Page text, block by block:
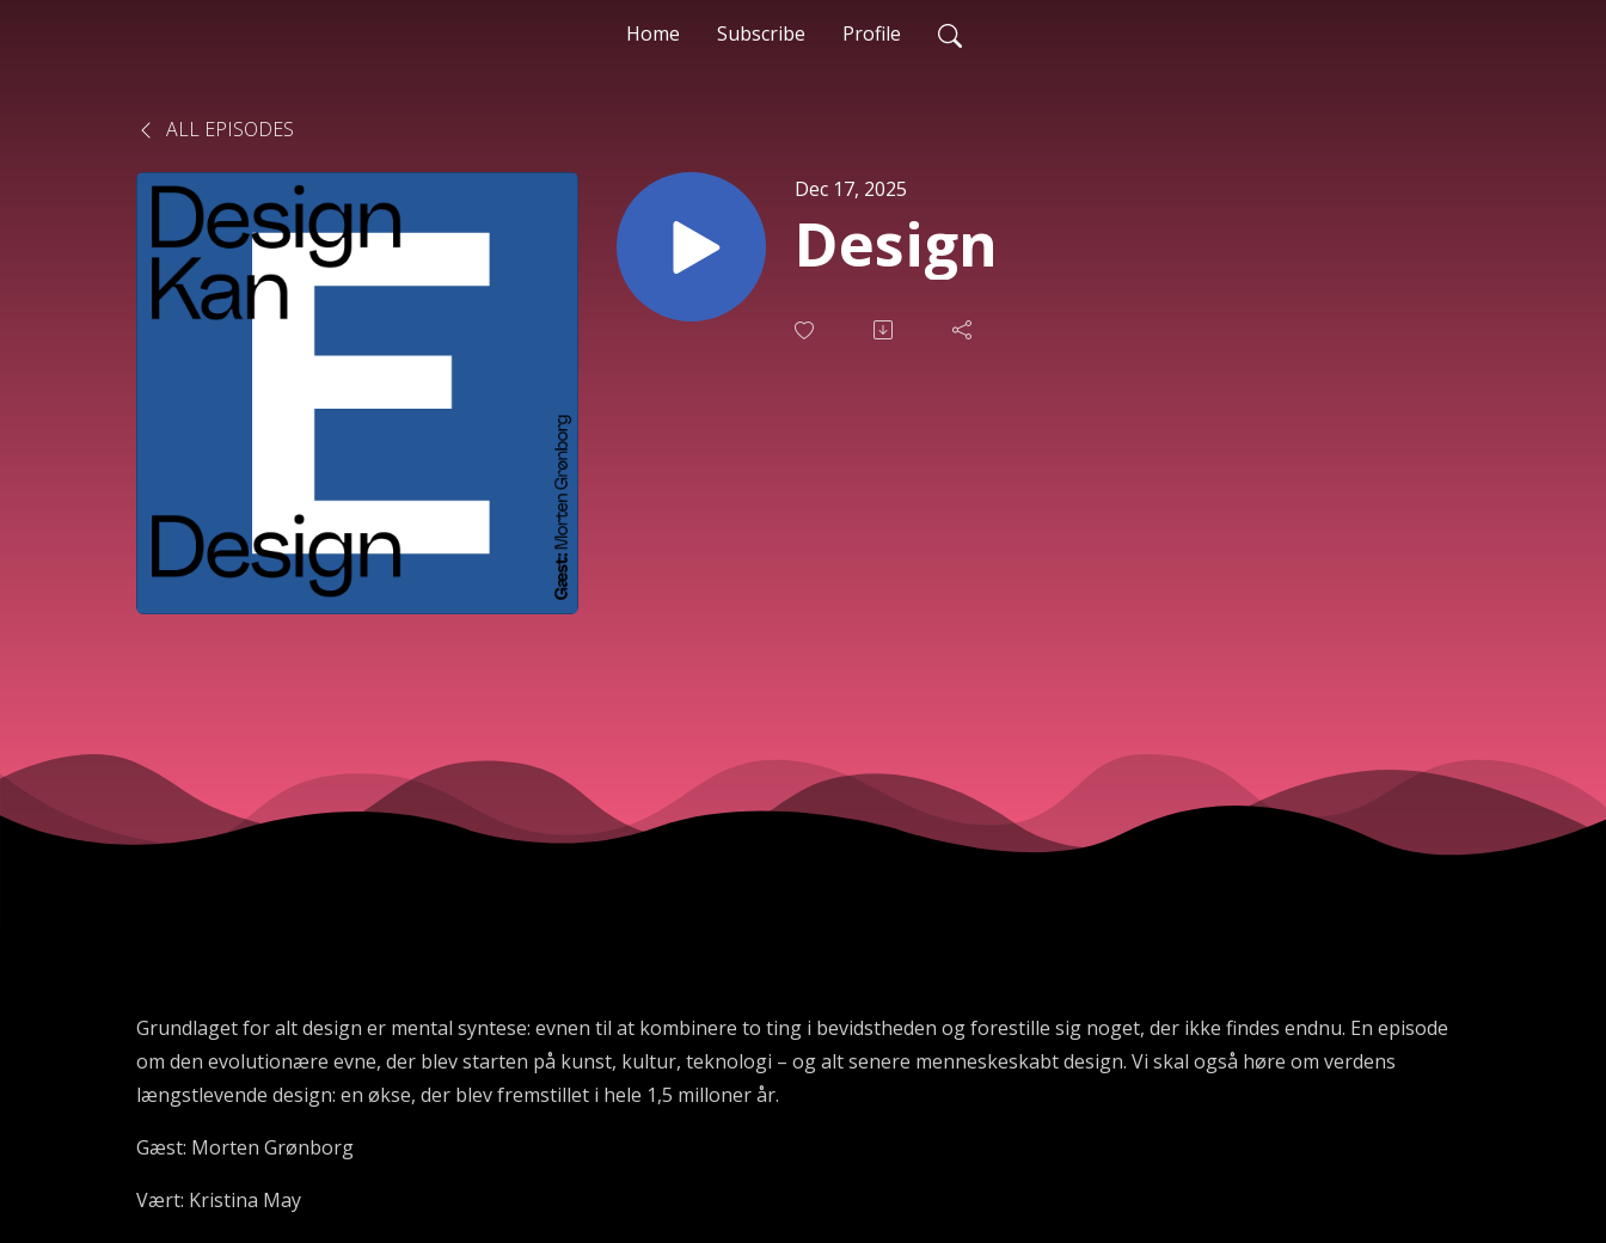
Home Subscribe Profile
ALL EPISODES
Dec 17, 2025
Design
Grundlaget for alt design er mental syntese: evnen til at kombinere to ting i bevidstheden og forestille sig noget, der ikke findes endnu. En episode
om den evolutionære evne, der blev starten på kunst, kultur, teknologi – og alt senere menneskeskabt design. Vi skal også høre om verdens
længstlevende design: en økse, der blev fremstillet i hele 1,5 milloner år.
Gæst: Morten Grønborg
Vært: Kristina May